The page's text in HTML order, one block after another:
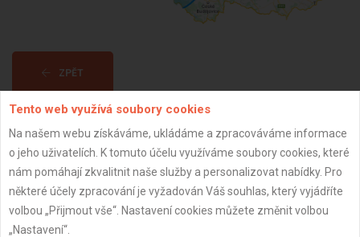
ZPĚT
Aktualizováno z portálu ARES dne 30.12.2023 19:30:11
Tento web využívá soubory cookies
Na našem webu získáváme, ukládáme a zpracováváme informace
o jeho uživatelích. K tomuto účelu využíváme soubory cookies, které
nám pomáhají zkvalitnit naše služby a personalizovat nabídky. Pro
některé účely zpracování je vyžadován Váš souhlas, který vyjádříte
volbou „Přijmout vše“. Nastavení cookies můžete změnit volbou
„Nastavení“.